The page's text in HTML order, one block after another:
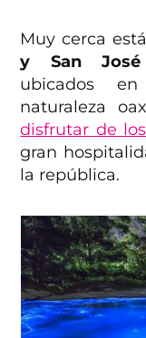
Muy cerca
y San José
ubicados
naturaleza
disfrutar de
gran
la república.